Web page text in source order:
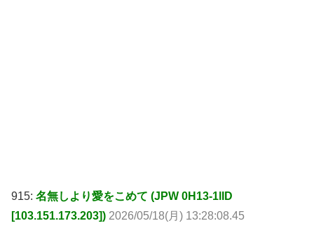
[103.151.173.203]) 2026/05/18(月) 13:28:08.45
ID:2xVGXpHcH